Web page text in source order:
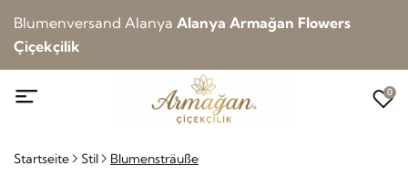
Blumenversand Alanya Alanya Armağan Flowers
Çiçekçilik
0
Startseite Stil Blumensträuße